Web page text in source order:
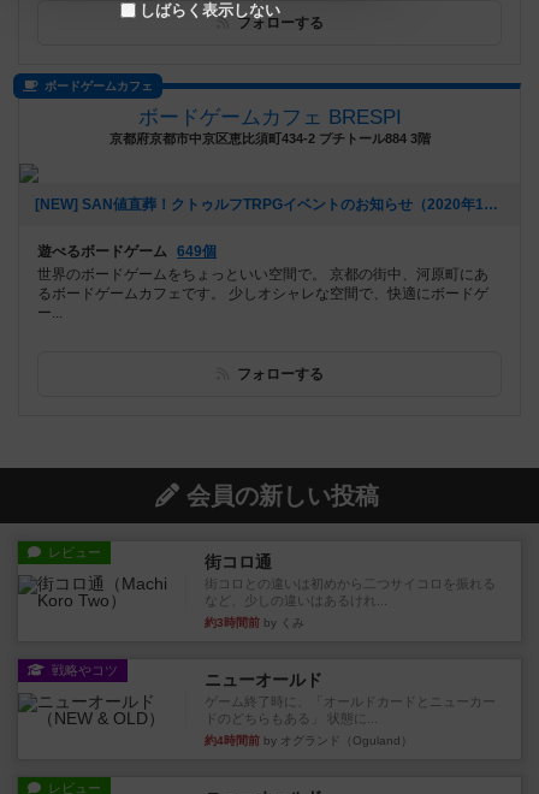
フォローする
ボードゲームカフェ
ボードゲームカフェ BRESPI
京都府京都市中京区恵比須町434-2 プチトール884 3階
[NEW] SAN値直葬！クトゥルフTRPGイベントのお知らせ（2020年11月29日 08時03分）
遊べるボードゲーム 649個
世界のボードゲームをちょっといい空間で。 京都の街中、河原町にあ
るボードゲームカフェです。 少しオシャレな空間で、快適にボードゲ
ー...
フォローする
会員の新しい投稿
レビュー 街コロ通
街コロとの違いは初めから二つサイコロを振れる
など、少しの違いはあるけれ...
約3時間前 by くみ
戦略やコツ ニューオールド
ゲーム終了時に、「オールドカードとニューカー
ドのどちらもある」 状態に...
約4時間前 by オグランド（Oguland）
レビュー
しばらく表示しない